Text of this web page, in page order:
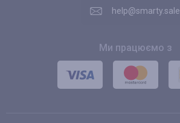
help@smarty.sale
Ми працюємо з